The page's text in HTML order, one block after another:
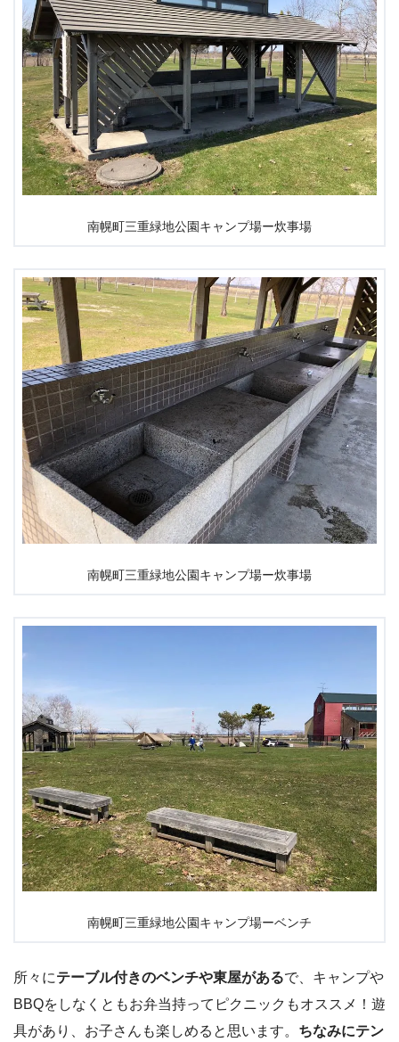
南幌町三重緑地公園キャンプ場ー炊事場
南幌町三重緑地公園キャンプ場ー炊事場
南幌町三重緑地公園キャンプ場ーベンチ
所々にテーブル付きのベンチや東屋があるで、キャンプや
BBQをしなくともお弁当持ってピクニックもオススメ！遊
具があり、お子さんも楽しめると思います。 ちなみにテン